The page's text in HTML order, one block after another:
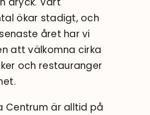
ökar stadigt, och
året har vi
att välkomna cirka
och restauranger
Centrum är alltid på